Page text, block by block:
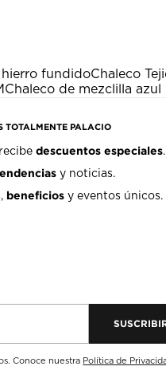
hierro fundidoChaleco
Chaleco de mezclilla azul
TOTALMENTE PALACIO
descuentos especiales.
y noticias.
beneficios y eventos únicos.
Conoce nuestra Política de